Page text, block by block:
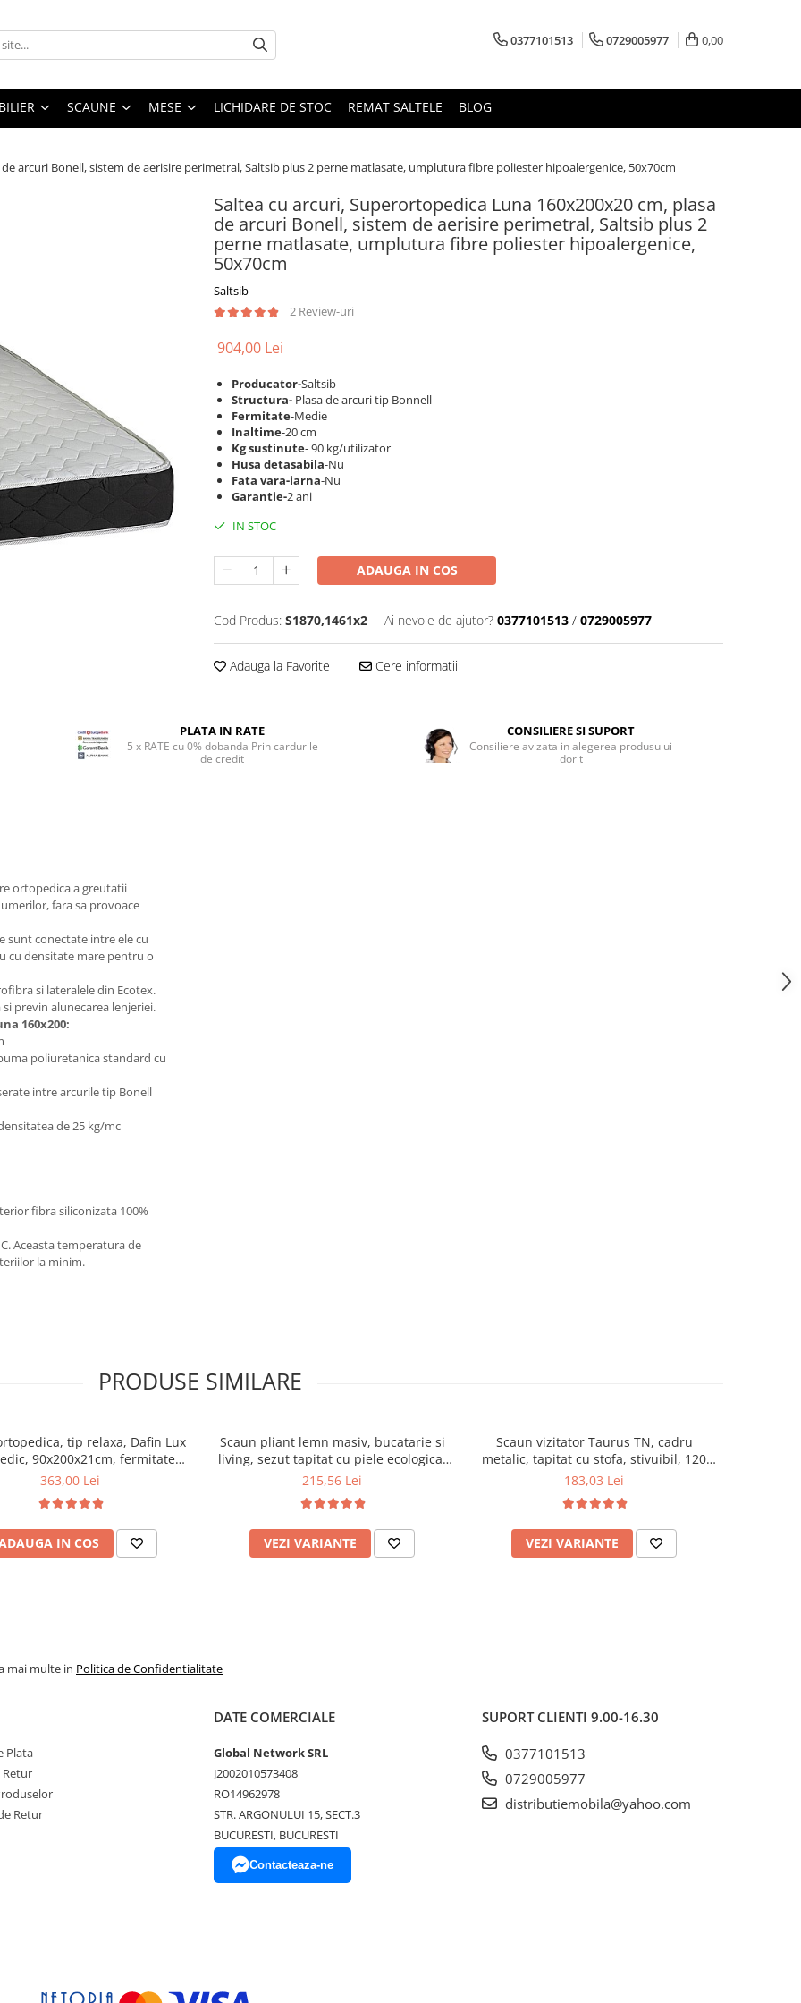
0377101513 0729005977 0,00
SCAUNE MESE LICHIDARE DE STOC REMAT SALTELE BLOG
arcuri Bonell, sistem de aerisire perimetral, Saltsib plus 2 perne matlasate, umplutura fibre poliester hipoalergenice, 50x70cm
Saltea cu arcuri, Superortopedica Luna 160x200x20 cm, plasa
de arcuri Bonell, sistem de aerisire perimetral, Saltsib plus 2
perne matlasate, umplutura fibre poliester hipoalergenice,
50x70cm
Saltsib
2 Review-uri
904,00 Lei
Producator-Saltsib
Structura- Plasa de arcuri tip Bonnell
Fermitate-Medie
Inaltime-20 cm
Kg sustinute- 90 kg/utilizator
Husa detasabila-Nu
Fata vara-iarna-Nu
Garantie-2 ani
IN STOC
ADAUGA IN COS
Cod Produs: S1870,1461x2 Ai nevoie de ajutor? 0377101513 / 0729005977
Adauga la Favorite Cere informatii
PLATA IN RATE
5 x RATE cu 0% dobanda Prin cardurile
de credit
CONSILIERE SI SUPORT
Consiliere avizata in alegerea produsului
dorit
ortopedica a greutatii
fara sa provoace
sunt conectate intre ele cu
cu densitate mare pentru o
si lateralele din Ecotex.
previn alunecarea lenjeriei.
160x200:
poliuretanica standard cu
intre arcurile tip Bonell
de 25 kg/mc
fibra siliconizata 100%
Aceasta temperatura de
la minim.
PRODUSE SIMILARE
tip relaxa, Dafin Lux
90x200x21cm, fermitate
plasa de arcuri tip Bonell, fata
Salt Confort
363,00 Lei
IN COS
Scaun pliant lemn masiv, bucatarie si
living, sezut tapitat cu piele ecologica,
100 kg, cires
215,56 Lei
VEZI VARIANTE
Scaun vizitator Taurus TN, cadru
metalic, tapitat cu stofa, stivuibil, 120
kg, negru
183,03 Lei
VEZI VARIANTE
mai multe in Politica de Confidentialitate
Plata
Retur
Retur
DATE COMERCIALE
Global Network SRL
J2002010573408
RO14962978
STR. ARGONULUI 15, SECT.3
BUCURESTI, BUCURESTI
Contacteaza-ne
SUPORT CLIENTI 9.00-16.30
0377101513
0729005977
distributiemobila@yahoo.com